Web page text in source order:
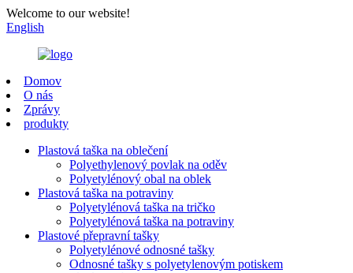
Welcome to our website!
English
Domov
O nás
Zprávy
produkty
Plastová taška na oblečení
Polyethylenový povlak na oděv
Polyetylénový obal na oblek
Plastová taška na potraviny
Polyetylénová taška na tričko
Polyetylénová taška na potraviny
Plastové přepravní tašky
Polyetylénové odnosné tašky
Odnosné tašky s polyetylenovým potiskem